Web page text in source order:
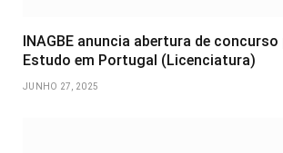
INAGBE anuncia abertura de
Estudo em Portugal (Licenciatura)
JUNHO 27, 2025